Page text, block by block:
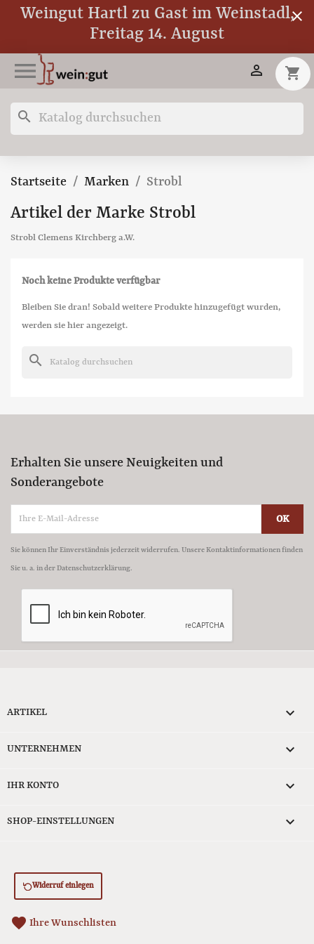
Weingut Hartl zu Gast im Weinstadl,
Freitag 14. August
close
 shopping_cart

search
Startseite Marken Strobl
Artikel der Marke Strobl
Strobl Clemens Kirchberg a.W.
Noch keine Produkte verfügbar
Bleiben Sie dran! Sobald weitere Produkte hinzugefügt wurden,
werden sie hier angezeigt.
search
Erhalten Sie unsere Neuigkeiten und
Sonderangebote
Sie können Ihr Einverständnis jederzeit widerrufen. Unsere Kontaktinformationen finden
Sie u. a. in der Datenschutzerklärung.
ARTIKEL 
UNTERNEHMEN 
IHR KONTO 
SHOP-EINSTELLUNGEN keyboard_arrow_down
Widerruf einlegen
favorite Ihre Wunschlisten